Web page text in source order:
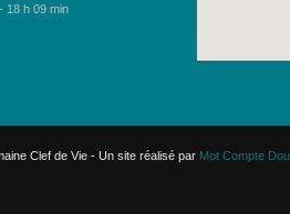
18 h 09 min
Clef de Vie - Un site réalisé par Mot Compte